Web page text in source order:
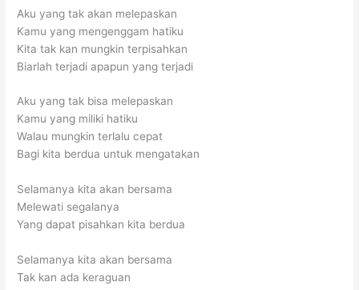
Aku yang tak akan melepaskan
Kamu yang mengenggam hatiku
Kita tak kan mungkin terpisahkan
Biarlah terjadi apapun yang terjadi
Aku yang tak bisa melepaskan
Kamu yang miliki hatiku
Walau mungkin terlalu cepat
Bagi kita berdua untuk mengatakan
Selamanya kita akan bersama
Melewati segalanya
Yang dapat pisahkan kita berdua
Selamanya kita akan bersama
Tak kan ada keraguan